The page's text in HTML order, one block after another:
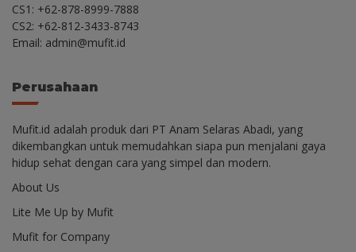
CS1: +62-878-8999-7888
CS2: +62-812-3433-8743
Email: admin@mufit.id
Perusahaan
Mufit.id adalah produk dari PT Anam Selaras Abadi, yang
dikembangkan untuk memudahkan siapa pun menjalani gaya
hidup sehat dengan cara yang simpel dan modern.
About Us
Lite Me Up by Mufit
Mufit for Company